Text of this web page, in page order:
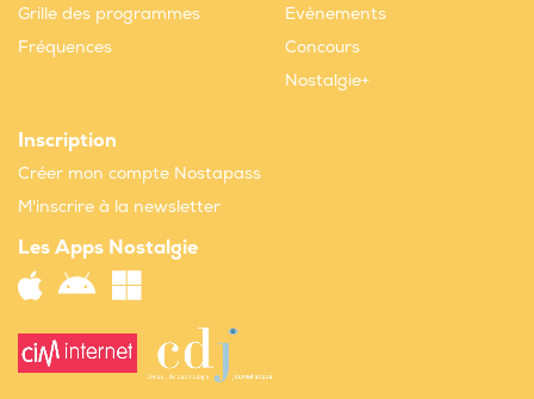
Grille des programmes
Fréquences
Evènements
Concours
Nostalgie+
Inscription
Créer mon compte Nostapass
M'inscrire à la newsletter
Les Apps Nostalgie